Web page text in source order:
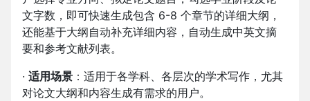
文字数，即可快速生成包含 6-8 个章节的详细大纲，
还能基于大纲自动补充详细内容，自动生成中英文摘
要和参考文献列表。
· 适用场景 ：适用于各学科、各层次的学术写作，尤其
对论文大纲和内容生成有需求的用户。